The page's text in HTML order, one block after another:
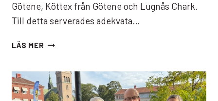
Götene, Köttex från Götene och Lugnås Chark.
Till detta serverades adekvata…
LÄS MER GRYNKORVENS
KVÄNUM